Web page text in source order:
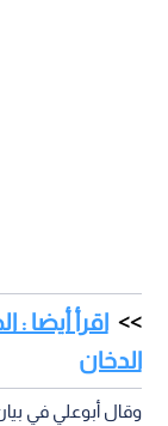
اقرأ أيضا :
الدخان
وقال أبوعلي في